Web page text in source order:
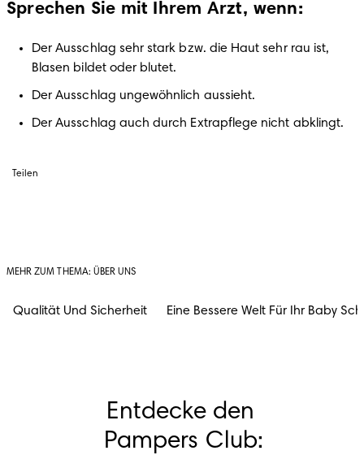
Sprechen Sie mit Ihrem Arzt, wenn:
Der Ausschlag sehr stark bzw. die Haut sehr rau ist,
Blasen bildet oder blutet.
Der Ausschlag ungewöhnlich aussieht.
Der Ausschlag auch durch Extrapflege nicht abklingt.
Teilen
MEHR ZUM THEMA: ÜBER UNS
Qualität Und Sicherheit Eine Bessere Welt Für Ihr Baby
Entdecke den
Pampers Club: